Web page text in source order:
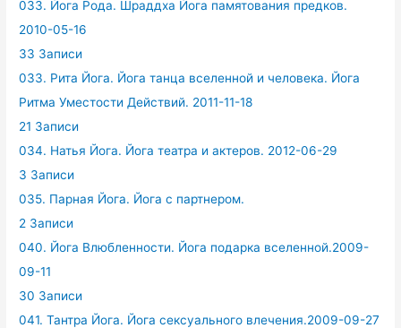
033. Йога Рода. Шраддха Йога памятования предков.
2010-05-16
33 Записи
033. Рита Йога. Йога танца вселенной и человека. Йога
Ритма Уместости Действий. 2011-11-18
21 Записи
034. Натья Йога. Йога театра и актеров. 2012-06-29
3 Записи
035. Парная Йога. Йога с партнером.
2 Записи
040. Йога Влюбленности. Йога подарка вселенной.2009-
09-11
30 Записи
041. Тантра Йога. Йога сексуального влечения.2009-09-27